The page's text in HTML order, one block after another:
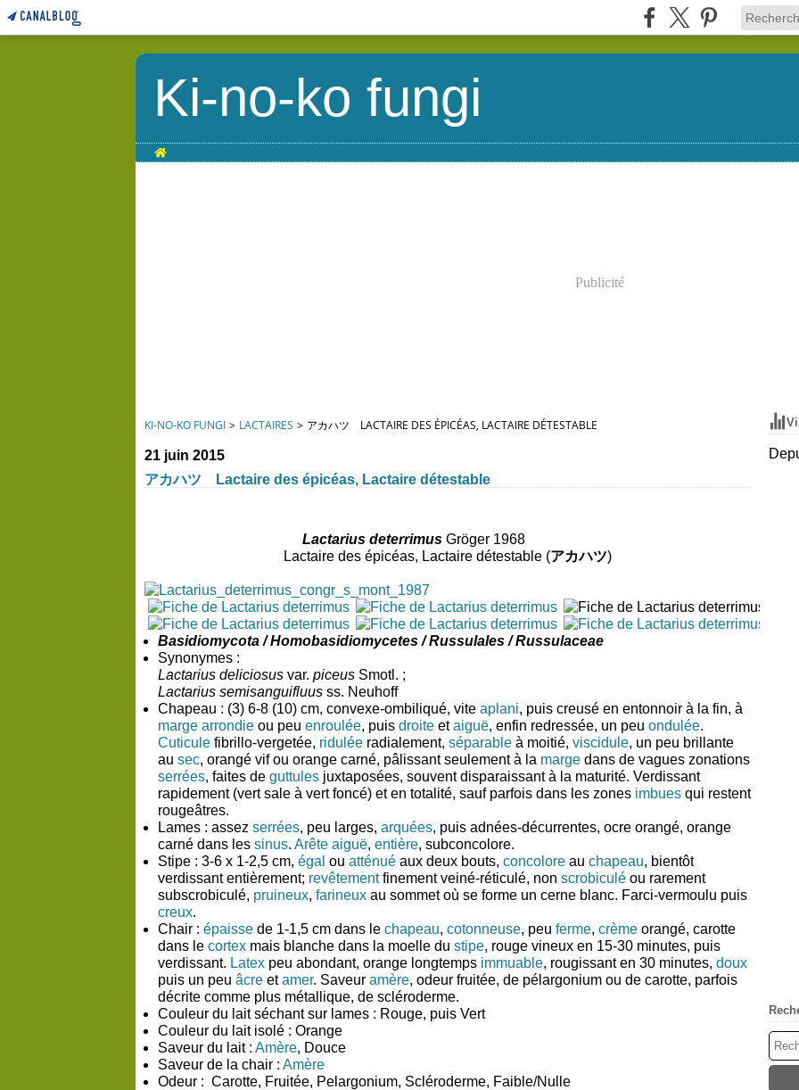
Ki-no-ko fungi
Home
Publicité
KI-NO-KO FUNGI > LACTAIRES > アカハツ LACTAIRE DES ÉPICÉAS, LACTAIRE DÉTESTABLE
21 juin 2015
アカハツ Lactaire des épicéas, Lactaire détestable
Lactarius deterrimus Gröger 1968
Lactaire des épicéas, Lactaire détestable (アカハツ)
Basidiomycota / Homobasidiomycetes / Russulales / Russulaceae
Synonymes :
Lactarius deliciosus var. piceus Smotl. ;
Lactarius semisanguifluus ss. Neuhoff
Chapeau : (3) 6-8 (10) cm, convexe-ombiliqué, vite aplani, puis creusé en entonnoir à la fin, à
marge arrondie ou peu enroulée, puis droite etaiguë, enfin redressée, un peu ondulée.
Cuticule fibrillo-vergetée, ridulée radialement, séparable à moitié, viscidule, un peu brillante
au sec, orangé vif ou orange carné, pâlissant seulement à la marge dans de vagues zonations
serrées, faites de guttules juxtaposées, souvent disparaissant à la maturité. Verdissant
rapidement (vert sale à vert foncé) et en totalité, sauf parfois dans les zones imbues qui restent
rougeâtres.
Lames : assez serrées, peu larges, arquées, puis adnées-décurrentes, ocre orangé, orange
carné dans les sinus. Arête aiguë, entière, subconcolore.
Stipe : 3-6 x 1-2,5 cm, égal ou atténué aux deux bouts, concolore au chapeau, bientôt
verdissant entièrement; revêtementfinement veiné-réticulé, non scrobiculé ou rarement
subscrobiculé, pruineux, farineux au sommet où se forme un cerne blanc. Farci-vermoulu puis
creux.
Chair : épaisse de 1-1,5 cm dans le chapeau, cotonneuse, peu ferme, crème orangé, carotte
dans le cortex mais blanche dans la moelle du stipe, rouge vineux en 15-30 minutes, puis
verdissant. Latex peu abondant, orange longtemps immuable, rougissant en 30 minutes, doux
puis un peu âcre etamer. Saveur amère, odeur fruitée, de pélargonium ou de carotte, parfois
décrite comme plus métallique, de scléroderme.
Couleur du lait séchant sur lames : Rouge, puis Vert
Couleur du lait isolé : Orange
Saveur du lait : Amère, Douce
Saveur de la chair : Amère
Odeur : Carotte, Fruitée, Pelargonium, Scléroderme, Faible/Nulle